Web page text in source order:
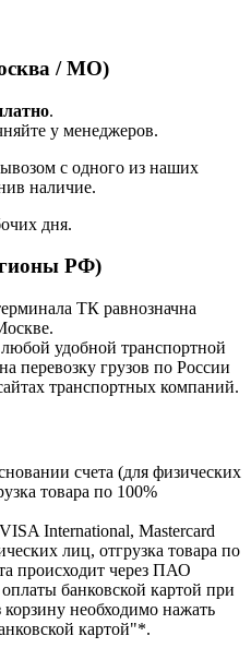
/ МО)
.
у менеджеров.
с одного из наших
наличие.
дня.
РФ)
ТК равнозначна
удобной транспортной
перевозку грузов по России
транспортных компаний.
счета (для физических
товара по 100%
International, Mastercard
лиц, отгрузка товара по
происходит через ПАО
банковской картой при
корзину необходимо нажать
картой"*.